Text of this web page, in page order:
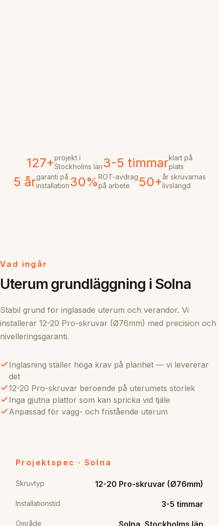
127+projekt i
Stockholms län3-5 timmarklart på
plats
5 årgaranti på
installation30% ROT-avdrag
på arbete
50+år skruvarnas
livslängd
Vad ingår
Uterum grundläggning i Solna
Stabil grund för inglasade uterum och verandor. Vi
installerar 12-20 Pro-skruvar (Ø76mm) med precision och
nivelleringsgaranti.
Inglasning ställer höga krav på planhet — vi levererar
det
12-20 Pro-skruvar beroende på uterumets storlek
Inga gjutna plattor som kan spricka vid tjäle
Anpassad för vägg- och fristående uterum
Projektspec · Solna
Skruvtyp 12-20 Pro-skruvar (Ø76mm)
Installationstid 3-5 timmar
Område Solna, Stockholms län